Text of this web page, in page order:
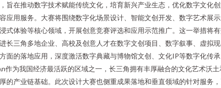
旨在推动数字技术赋能传统文化，培育新兴产业生态，优化数字文化
应用服务。大赛将围绕数字化场景设计、智能文创开发、数字艺术展
式体验等核心领域，开展创意竞赛评选和应用示范推广。这一举措将
长三角多地企业、高校及创意人才在数字文创项目、数字叙事、虚拟
面的落地应用，深度激活数字典藏与博物馆文创、文化IP等数字化传
作为我国经济最活跃的区域之一，长三角拥有丰厚融合的文化艺术沃土
的产业链基础。此次设计大赛也侧重成果落地和垂直领域的针对服务